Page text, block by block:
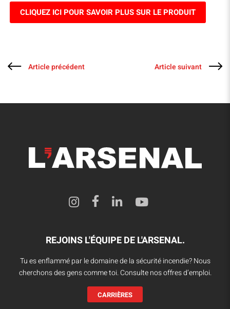
CLIQUEZ ICI POUR SAVOIR PLUS SUR LE PRODUIT
Article précédent Article suivant
REJOINS L'ÉQUIPE DE L'ARSENAL.
Tu es enflammé par le domaine de la sécurité incendie? Nous
cherchons des gens comme toi. Consulte nos offres d’emploi.
CARRIÈRES